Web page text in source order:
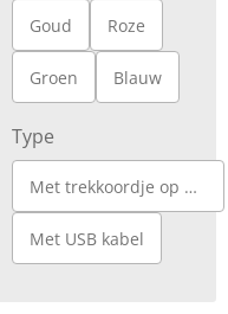
Goud Roze
Groen Blauw
Type
Met trekkoordje op batterijen
Met USB kabel